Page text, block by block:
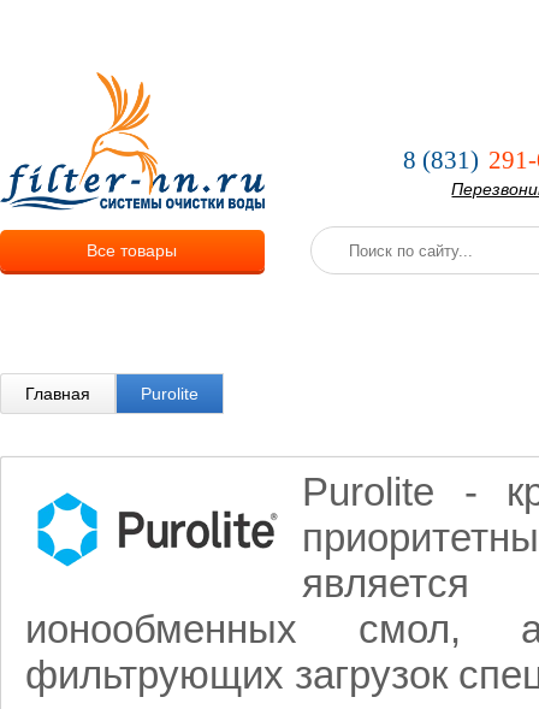
Все товары
8 (831)
Главная Purolite
Purolite -
является
ионообменных смол,
фильтрующих загрузок